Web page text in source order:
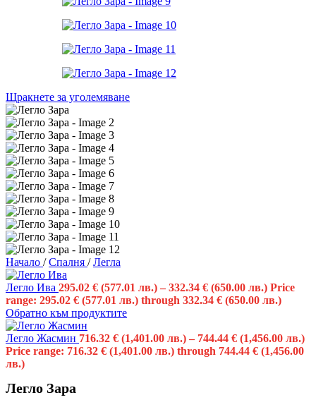
Щракнете за уголемяване
Начало / Спалня / Легла
Легло Ива 295.02 € (577.01 лв.) – 332.34 € (650.00 лв.) Price
range: 295.02 € (577.01 лв.) through 332.34 € (650.00 лв.)
Обратно към продуктите
Легло Жасмин 716.32 € (1,401.00 лв.) – 744.44 € (1,456.00 лв.)
Price range: 716.32 € (1,401.00 лв.) through 744.44 € (1,456.00
лв.)
Легло Зара